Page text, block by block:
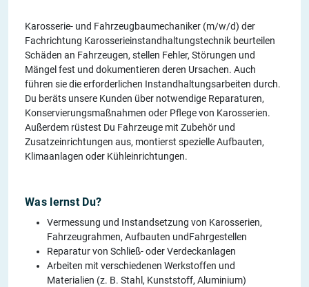
Karosserie- und Fahrzeugbaumechaniker (m/w/d) der
Fachrichtung Karosserieinstandhaltungstechnik beurteilen
Schäden an Fahrzeugen, stellen Fehler, Störungen und
Mängel fest und dokumentieren deren Ursachen. Auch
führen sie die erforderlichen Instandhaltungsarbeiten durch.
Du beräts unsere Kunden über notwendige Reparaturen,
Konservierungsmaßnahmen oder Pflege von Karosserien.
Außerdem rüstest Du Fahrzeuge mit Zubehör und
Zusatzeinrichtungen aus, montierst spezielle Aufbauten,
Klimaanlagen oder Kühleinrichtungen.
Was lernst Du?
Vermessung und Instandsetzung von Karosserien,
Fahrzeugrahmen, Aufbauten undFahrgestellen
Reparatur von Schließ- oder Verdeckanlagen
Arbeiten mit verschiedenen Werkstoffen und
Materialien (z. B. Stahl, Kunststoff, Aluminium)